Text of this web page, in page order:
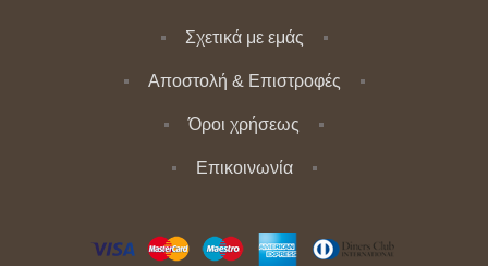
Σχετικά με εμάς
Αποστολή & Επιστροφές
Όροι χρήσεως
Επικοινωνία